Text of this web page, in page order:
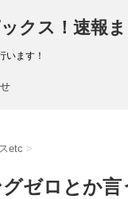
ックス！速報
います！
etc >
ゼロとか